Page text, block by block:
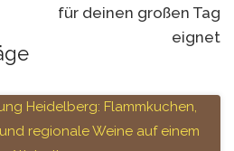
für deinen großen Tag
eignet